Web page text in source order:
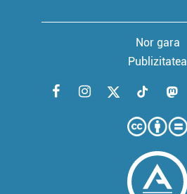
Nor gara
Publizitatea